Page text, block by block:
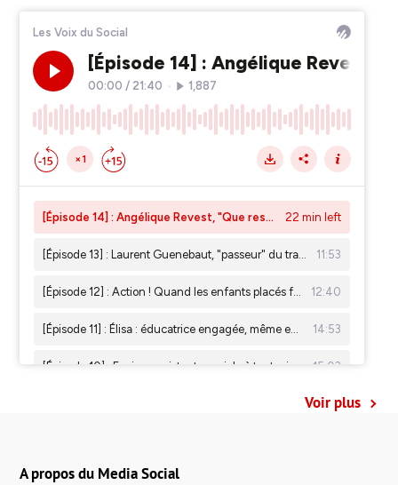
Voir plus
A propos du Media Social